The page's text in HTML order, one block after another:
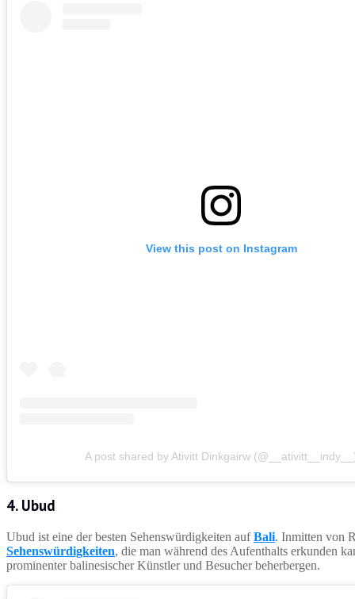
View this post on Instagram
A post shared by Ativitt Dinkgairw
4. Ubud
Ubud ist eine der besten Sehenswürdigkeiten aufBali. Inmitten von
Sehenswürdigkeiten, die man während des Aufenthalts erkunden
prominenter balinesischer Künstler und Besucher beherbergen.